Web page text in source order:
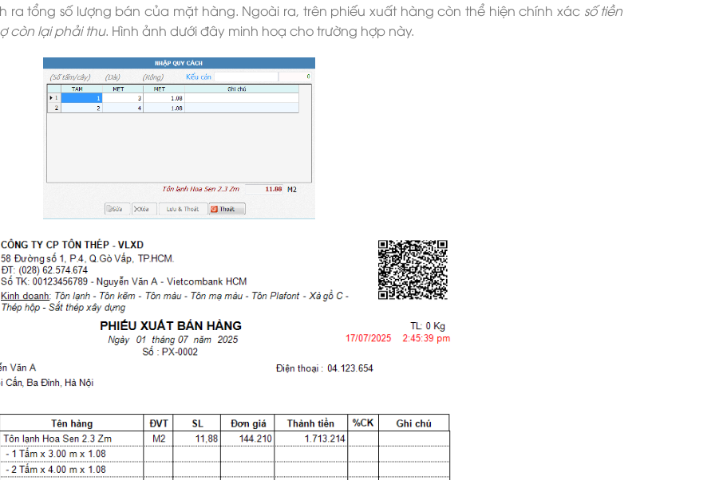
ra tổng số lượng bán của mặt hàng. Ngoài ra, trên phiếu xuất hàng còn thể hiện chính xác số tiền
còn lại phải thu. Hình ảnh dưới đây minh hoạ cho trường hợp này.